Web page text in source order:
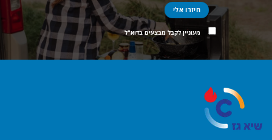
מעוניין לקבל מבצעים בדוא"ל